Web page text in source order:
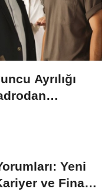
Ayrılığı
Yeni
ve Finans